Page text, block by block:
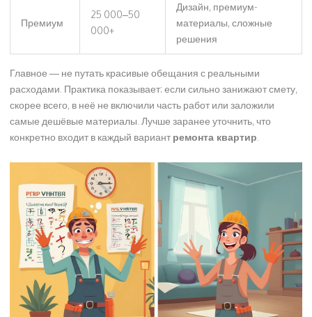
Премиум
25 000–50
000+
Дизайн, премиум-
материалы, сложные
решения
Главное — не путать красивые обещания с реальными
расходами. Практика показывает: если сильно занижают смету,
скорее всего, в неё не включили часть работ или заложили
самые дешёвые материалы. Лучше заранее уточнить, что
конкретно входит в каждый вариант ремонта квартир